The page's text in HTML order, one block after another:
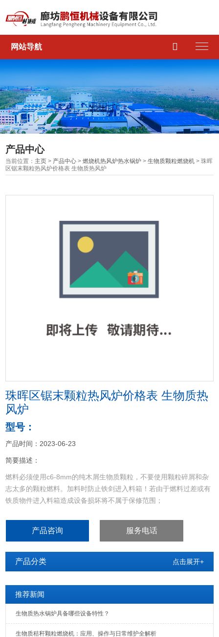
网站导航 
产品中心
当前位置： 主页 > 产品中心 >燃烧机热风炉热水锅炉 >生物质颗粒燃烧机 > 珠晖
区锯末颗粒热风炉价格表 生物质热风炉
珠晖区锯末颗粒热风炉价格表 生物质热
风炉
型号：
产品时间：2023-06-23
简要描述：
燃料必须使用c6-8mm的纯木屑生物质颗粒，不要使用颗粒碎屑和杂
志太多的颗粒燃料。加料时防止铁剑进入料箱！若由于燃料过差或有
铁质物件进入料箱造成设备损坏将不属于保修范围；
珠晖区锯末颗粒热风炉价格表
产品咨询 服务电话
产品分类 点击展开+
推荐新闻
生物质热水锅炉具备哪些设备特性？
生物质秸秆颗粒燃烧机：应用、操作与日常维护全解析